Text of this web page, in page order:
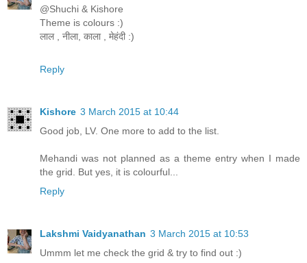
@Shuchi & Kishore
Theme is colours :)
लाल , नीला, काला , मेहंदी :)
Reply
Kishore 3 March 2015 at 10:44
Good job, LV. One more to add to the list.
Mehandi was not planned as a theme entry when I made
the grid. But yes, it is colourful...
Reply
Lakshmi Vaidyanathan 3 March 2015 at 10:53
Ummm let me check the grid & try to find out :)